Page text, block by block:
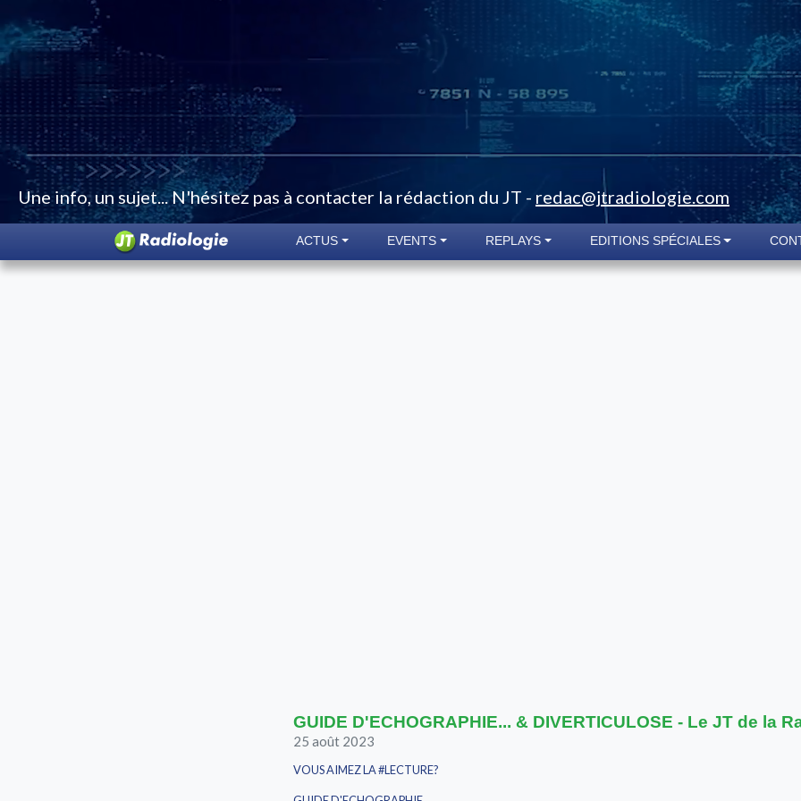
Une info, un sujet... N'hésitez pas à contacter la rédaction du JT - redac@jtradiologie.com
ACTUS EVENTS REPLAYS EDITIONS SPÉCIALES
GUIDE D'ECHOGRAPHIE... & DIVERTICULOSE - Le JT de la
25 août 2023
VOUS AIMEZ LA #LECTURE?